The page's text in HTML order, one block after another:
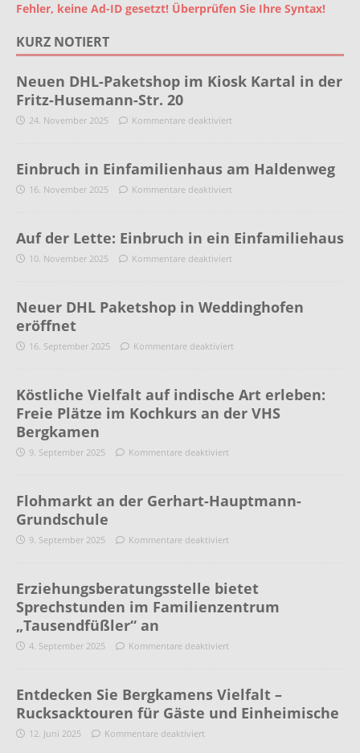
Fehler, keine Ad-ID gesetzt! Überprüfen Sie Ihre Syntax!
KURZ NOTIERT
Neuen DHL-Paketshop im Kiosk Kartal in der
Fritz-Husemann-Str. 20
24. November 2025 Kommentare deaktiviert
Einbruch in Einfamilienhaus am Haldenweg
16. November 2025 Kommentare deaktiviert
Auf der Lette: Einbruch in ein Einfamiliehaus
10. November 2025 Kommentare deaktiviert
Neuer DHL Paketshop in Weddinghofen
eröffnet
16. September 2025 Kommentare deaktiviert
Köstliche Vielfalt auf indische Art erleben:
Freie Plätze im Kochkurs an der VHS
Bergkamen
9. September 2025 Kommentare deaktiviert
Flohmarkt an der Gerhart-Hauptmann-
Grundschule
9. September 2025 Kommentare deaktiviert
Erziehungsberatungsstelle bietet
Sprechstunden im Familienzentrum
„Tausendfüßler“ an
4. September 2025 Kommentare deaktiviert
Entdecken Sie Bergkamens Vielfalt –
Rucksacktouren für Gäste und Einheimische
12. Juni 2025 Kommentare deaktiviert